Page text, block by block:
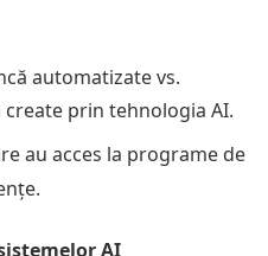
automatizate vs.
prin tehnologia AI.
au acces la programe de
AI